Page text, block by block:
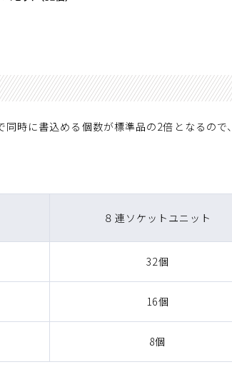
時に書込める個数が標準品の2倍となるので、
８連ソケットユニット
32個
16個
8個